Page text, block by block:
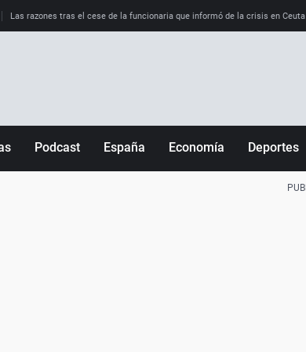
Las razones tras el cese de la funcionaria que informó de la crisis en Ceuta
Podcast España Economía Deportes